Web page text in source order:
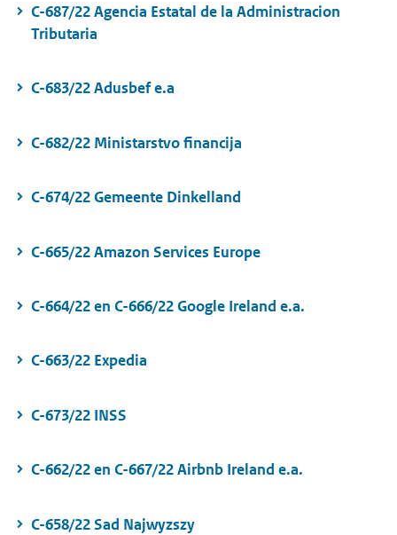
C-687/22 Agencia Estatal de la Administracion
Tributaria
C-683/22 Adusbef e.a
C-682/22 Ministarstvo financija
C-674/22 Gemeente Dinkelland
C-665/22 Amazon Services Europe
C-664/22 en C-666/22 Google Ireland e.a.
C-663/22 Expedia
C-673/22 INSS
C-662/22 en C-667/22 Airbnb Ireland e.a.
C-658/22 Sad Najwyzszy